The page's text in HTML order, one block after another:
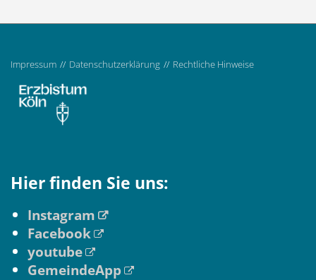
Impressum Datenschutzerklärung Rechtliche Hinweise
Hier finden Sie uns:
Instagram
Facebook
youtube
GemeindeApp